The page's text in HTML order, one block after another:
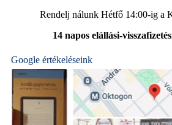
Rendelj nálunk Hétfő 14:00-ig a
14 napos elállási-
Google értékeléseink